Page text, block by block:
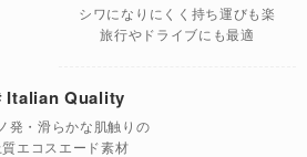
シワになりにくく持ち運びも楽
旅行やドライブにも最適
Italian Quality
発・滑らかな肌触りの
質エコスエード素材